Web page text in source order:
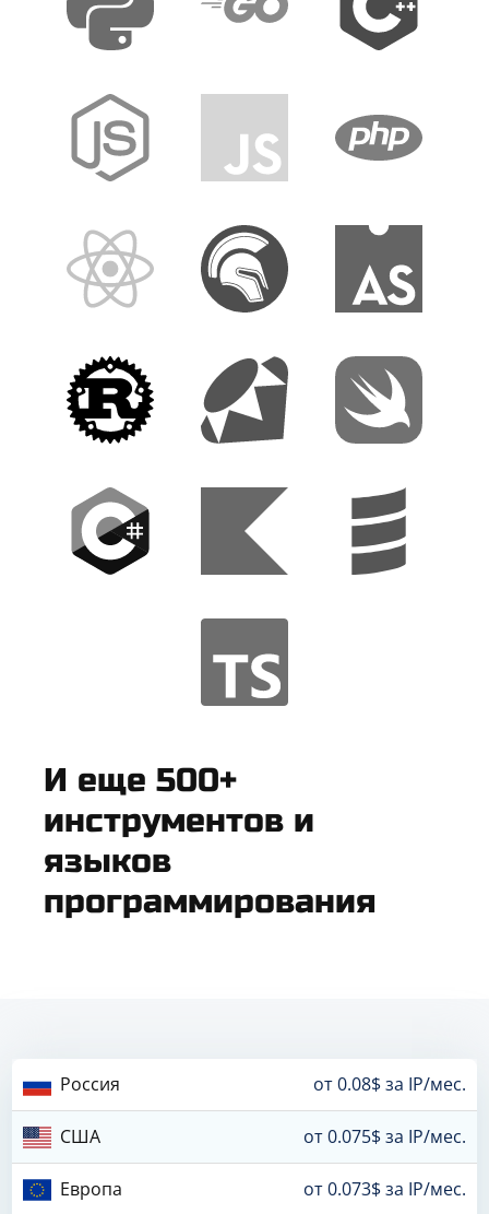
И еще 500+
инструментов и
языков
программирования
Россия от 0.08$ за IP/мес.
США от 0.075$ за IP/мес.
Европа от 0.073$ за IP/мес.